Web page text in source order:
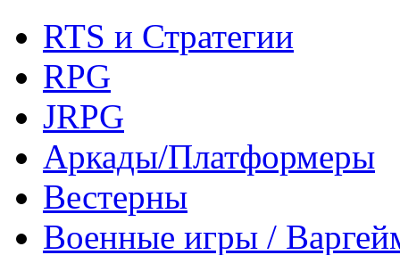
RTS и Стратегии
RPG
JRPG
Аркады/Платформеры
Вестерны
Военные игры /